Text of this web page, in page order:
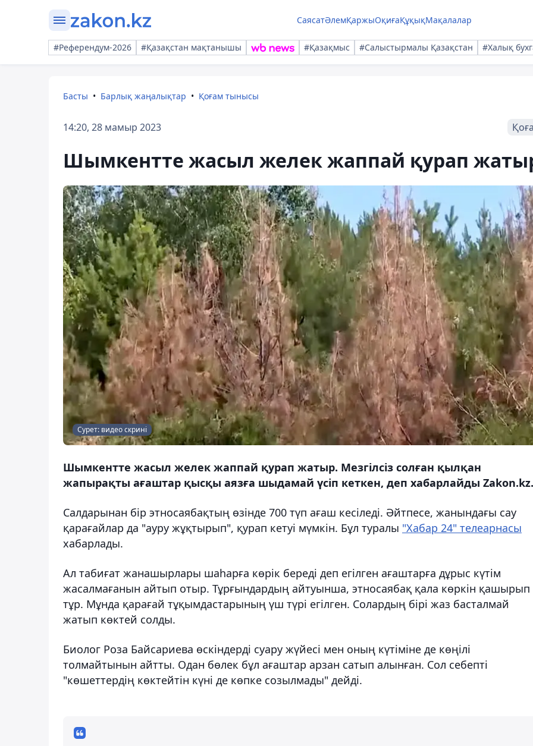
СаясатӘлемҚаржыОқиғаҚұқықМақалалар
#Референдум-2026 #Қазақстан мақтанышы #Қазақмыс #Салыстырмалы Қазақстан #Халық
Басты Барлық жаңалықтар Қоғам тынысы
14:20, 28 мамыр 2023
Шымкентте жасыл желек жаппай қурап
Сурет: видео скрині
Шымкентте жасыл желек жаппай қурап жатыр. Мезгілсіз солған қылқан
жапырақты ағаштар қысқы аязға шыдамай үсіп кеткен, деп хабарлайды Zakon.kz.
Салдарынан бір этносаябақтың өзінде 700 түп ағаш кесіледі. Әйтпесе, жанындағы сау
қарағайлар да "ауру жұқтырып", қурап кетуі мүмкін. Бұл туралы "Хабар 24" телеарнасы
хабарлады.
Ал табиғат жанашырлары шаһарға көрік береді деп егілген ағаштарға дұрыс күтім
жасалмағанын айтып отыр. Тұрғындардың айтуынша, этносаябақ қала көркін қашырып
тұр. Мұнда қарағай тұқымдастарының үш түрі егілген. Солардың бірі жаз басталмай
жатып көктей солды.
Биолог Роза Байсариева өскіндерді суару жүйесі мен оның күтіміне де көңілі
толмайтынын айтты. Одан бөлек бұл ағаштар арзан сатып алынған. Сол себепті
"көшеттердің көктейтін күні де көпке созылмады" дейді.